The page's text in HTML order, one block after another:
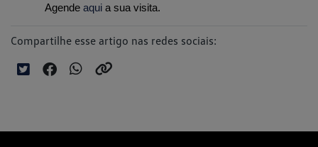
Agende aqui a sua visita.
Compartilhe esse artigo nas redes sociais: